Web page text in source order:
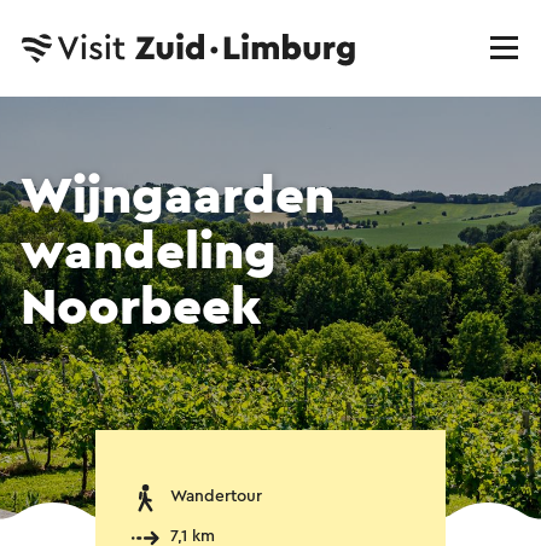
Wijngaarden
wandeling
Noorbeek
Wandertour
7,1 km